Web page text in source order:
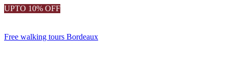
UPTO 10% OFF
Free walking tours Bordeaux